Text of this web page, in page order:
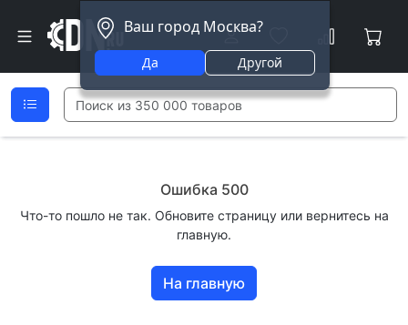
Ваш город Москва?
Да Другой
Ошибка 500
Что-то пошло не так. Обновите страницу или вернитесь на
главную.
На главную